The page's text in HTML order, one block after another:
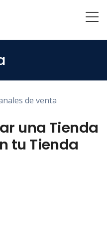
de venta
una Tienda
tu Tienda